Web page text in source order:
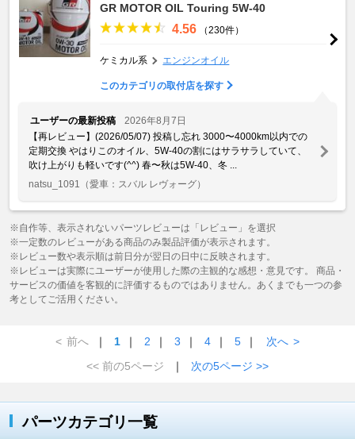
GR MOTOR OIL Touring 5W-40
4.56 （230件）
ケミカル系 エンジンオイル
このカテゴリの取付店を探す
ユーザーの最新投稿
2026年8月7日
【再レビュー】(2026/05/07) 投稿し忘れ 3000〜4000km以内での
定期交換 やはりこのオイル、5W-40の割にはサラサラしていて、
吹け上がりも軽いです(^^) 春〜秋は5W-40、冬 ...
natsu_1091
（愛車：スバル レヴォーグ）
※自作等、表示されないパーツレビューは「レビュー」を選択
※一定数のレビューがある商品のみ製品評価が表示されます。
※レビュー数や表示順は前日分が翌日の日中に反映されます。
※レビューは実際にユーザーが使用した際の主観的な感想・意見です。 商品・
サービスの価値を客観的に評価するものではありません。あくまでも一つの参
考としてご活用ください。
< 前へ ｜ 1 ｜ 2 ｜ 3 ｜ 4 ｜ 5 ｜ 次へ >
<< 前の5ページ
｜ 次の5ページ >>
パーツカテゴリ一覧